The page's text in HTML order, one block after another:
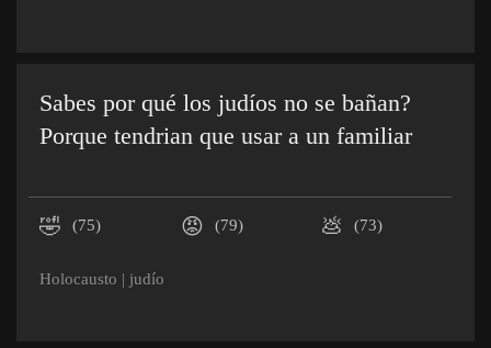
Sabes por qué los judíos no se bañan?
Porque tendrian que usar a un familiar
🤣 (75) 😡 (79) 💩 (73)
Holocausto | judío